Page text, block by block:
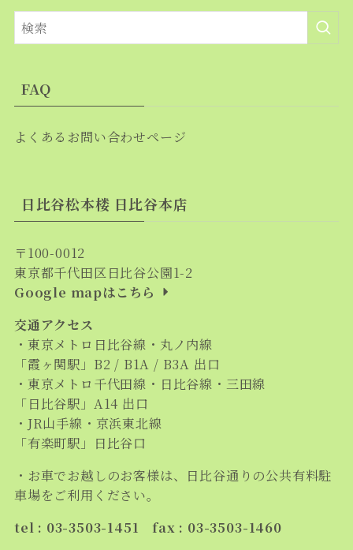
FAQ
よくあるお問い合わせページ
日比谷松本楼 日比谷本店
〒100-0012
東京都千代田区日比谷公園1-2
Google mapはこちら
交通アクセス
・東京メトロ日比谷線・丸ノ内線
「霞ヶ関駅」B2 / B1A / B3A 出口
・東京メトロ千代田線・日比谷線・三田線
「日比谷駅」A14 出口
・JR山手線・京浜東北線
「有楽町駅」日比谷口
・お車でお越しのお客様は、日比谷通りの公共有料駐
車場をご利用ください。
tel : 03-3503-1451 fax : 03-3503-1460